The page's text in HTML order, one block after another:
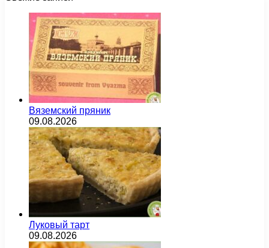
Вяземский пряник
09.08.2026
Луковый тарт
09.08.2026